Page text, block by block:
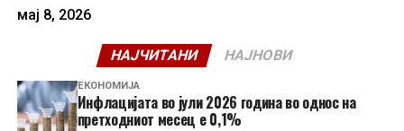
мај 8, 2026
НАЈЧИТАНИ НАЈНОВИ
ЕКОНОМИЈА
Инфлацијата во јули 2026 година во однос на
претходниот месец е 0,1%